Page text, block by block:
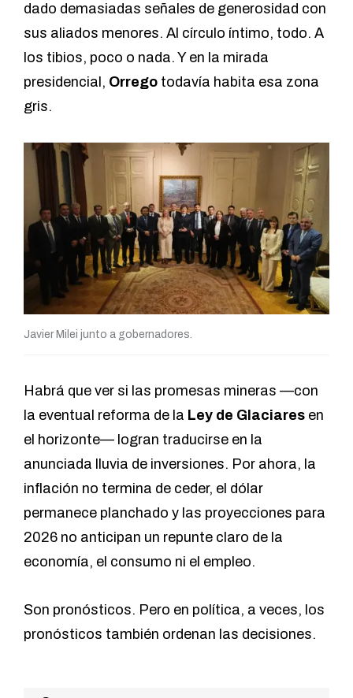
dado demasiadas señales de generosidad con
sus aliados menores. Al círculo íntimo, todo. A
los tibios, poco o nada. Y en la mirada
presidencial, Orrego todavía habita esa zona
gris.
Javier Milei junto a gobernadores.
Habrá que ver si las promesas mineras —con
la eventual reforma de la Ley de Glaciares en
el horizonte— logran traducirse en la
anunciada lluvia de inversiones. Por ahora, la
inflación no termina de ceder, el dólar
permanece planchado y las proyecciones para
2026 no anticipan un repunte claro de la
economía, el consumo ni el empleo.
Son pronósticos. Pero en política, a veces, los
pronósticos también ordenan las decisiones.